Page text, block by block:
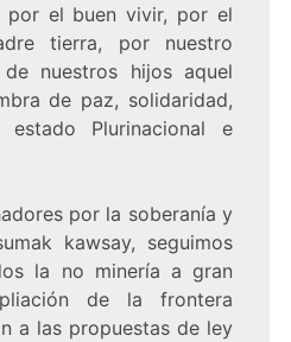
por el buen vivir, por el
tierra, por nuestro
nuestros hijos aquel
de paz, solidaridad,
estado Plurinacional e
por la soberanía y
kawsay, seguimos
la no minería a gran
de la frontera
a las propuestas de ley